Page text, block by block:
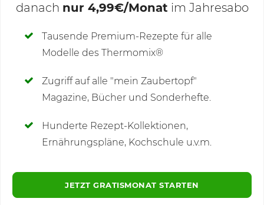
Deine Notizen
danach nur 4,99€/Monat im Jahresabo
Tausende Premium-Rezepte für alle
Modelle des Thermomix®
Zugriff auf alle "mein Zaubertopf"
Magazine, Bücher und Sonderhefte.
Hunderte Rezept-Kollektionen,
Ernährungspläne, Kochschule u.v.m.
JETZT GRATISMONAT STARTEN
Kommentare(2)